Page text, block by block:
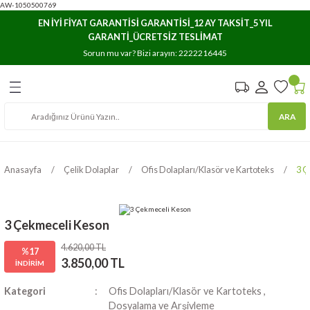
AW-1050500769
EN İYİ FİYAT GARANTİSİ GARANTİSİ_12 AY TAKSİT_5 YIL
GARANTİ_ÜCRETSİZ TESLİMAT
Sorun mu var? Bizi arayın:2222216445
ARA
Geri Dön
Geri Dön
ve Kartoteks
Geri Dön
Anasayfa Çelik Dolaplar Ofis Dolapları/Klasör ve Kartoteks 3
3 Çekmeceli Keson
%17
İNDİRİM
4.620,00 TL
3.850,00 TL
Kategori Ofis Dolapları/Klasör ve Kartoteks ,
Dosyalama ve Arşivleme